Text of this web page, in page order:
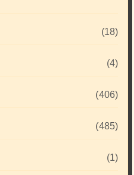
(18)
(4)
(406)
(485)
(1)